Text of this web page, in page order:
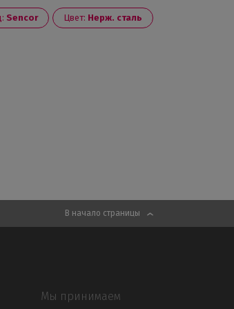
Sencor Цвет: Нерж. сталь
В начало страницы
Мы принимаем